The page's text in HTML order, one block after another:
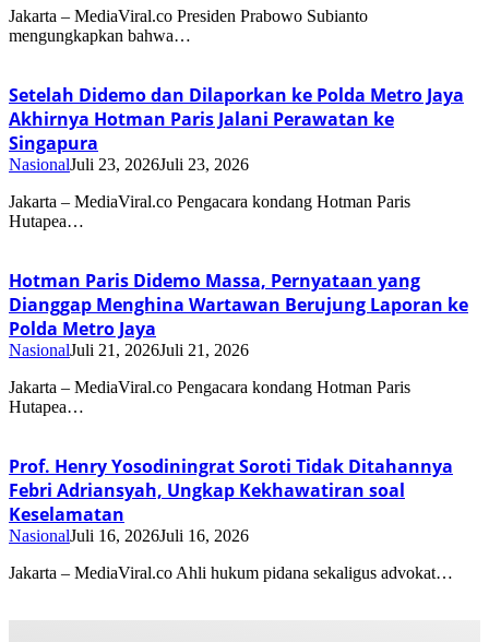
Jakarta – MediaViral.co Presiden Prabowo Subianto
mengungkapkan bahwa…
Setelah Didemo dan Dilaporkan ke Polda Metro Jaya
Akhirnya Hotman Paris Jalani Perawatan ke
Singapura
NasionalJuli 23, 2026Juli 23, 2026
Jakarta – MediaViral.co Pengacara kondang Hotman Paris
Hutapea…
Hotman Paris Didemo Massa, Pernyataan yang
Dianggap Menghina Wartawan Berujung Laporan ke
Polda Metro Jaya
NasionalJuli 21, 2026Juli 21, 2026
Jakarta – MediaViral.co Pengacara kondang Hotman Paris
Hutapea…
Prof. Henry Yosodiningrat Soroti Tidak Ditahannya
Febri Adriansyah, Ungkap Kekhawatiran soal
Keselamatan
NasionalJuli 16, 2026Juli 16, 2026
Jakarta – MediaViral.co Ahli hukum pidana sekaligus advokat…